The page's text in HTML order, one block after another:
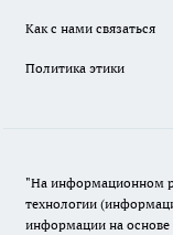
Как с нами связаться
Политика этики
"На информационном
технологии
информации на основе